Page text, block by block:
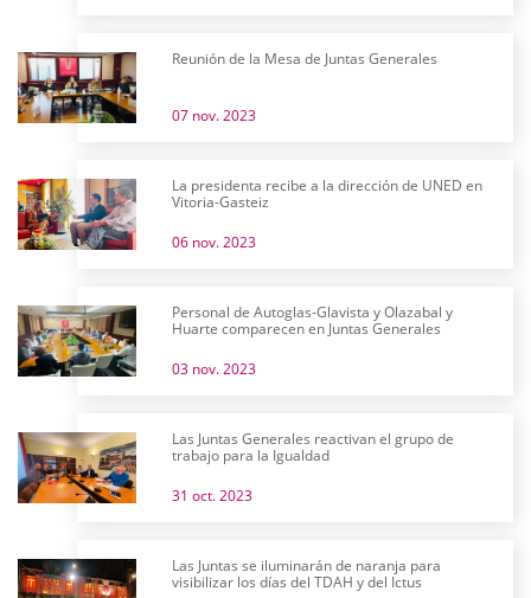
Reunión de la Mesa de Juntas Generales
07 nov. 2023
La presidenta recibe a la dirección de UNED en
Vitoria-Gasteiz
06 nov. 2023
Personal de Autoglas-Glavista y Olazabal y
Huarte comparecen en Juntas Generales
03 nov. 2023
Las Juntas Generales reactivan el grupo de
trabajo para la Igualdad
31 oct. 2023
Las Juntas se iluminarán de naranja para
visibilizar los días del TDAH y del Ictus